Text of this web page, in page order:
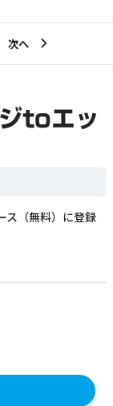
次へ
toエッ
ス（無料）に登録